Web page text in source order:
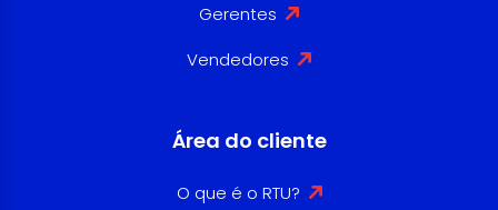
Gerentes
Vendedores
Área do cliente
O que é o RTU?